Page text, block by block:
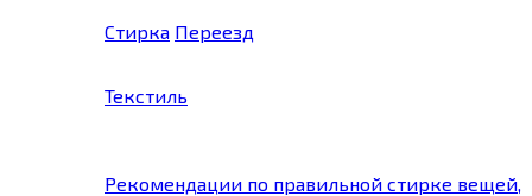
Стирка Переезд
Текстиль
Рекомендации по правильной стирке вещей,